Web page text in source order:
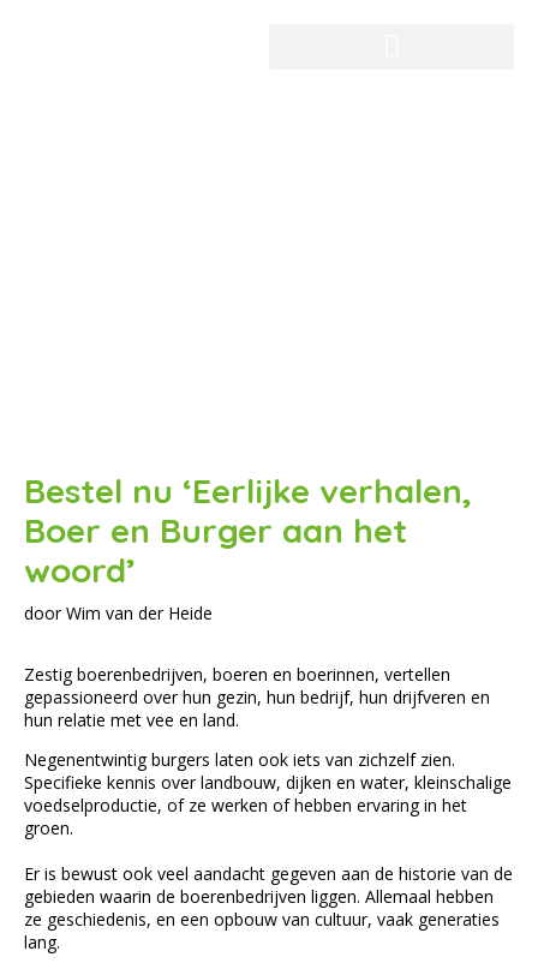
Bestel nu ‘Eerlijke verhalen,
Boer en Burger aan het
woord’
door Wim van der Heide
Zestig boerenbedrijven, boeren en boerinnen, vertellen
gepassioneerd over hun gezin, hun bedrijf, hun drijfveren en
hun relatie met vee en land.
Negenentwintig burgers laten ook iets van zichzelf zien.
Specifieke kennis over landbouw, dijken en water, kleinschalige
voedselproductie, of ze werken of hebben ervaring in het
groen.
Er is bewust ook veel aandacht gegeven aan de historie van de
gebieden waarin de boerenbedrijven liggen. Allemaal hebben
ze geschiedenis, en een opbouw van cultuur, vaak generaties
lang.